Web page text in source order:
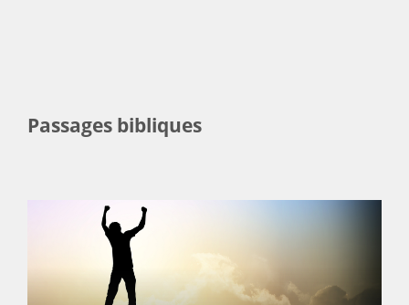
Passages bibliques